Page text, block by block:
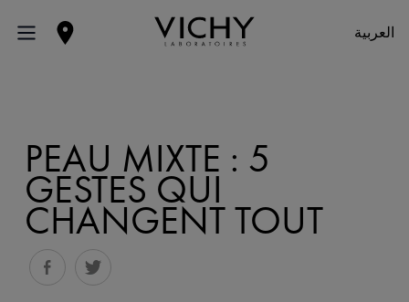
العربية
PEAU MIXTE : 5
GESTES QUI
CHANGENT TOUT